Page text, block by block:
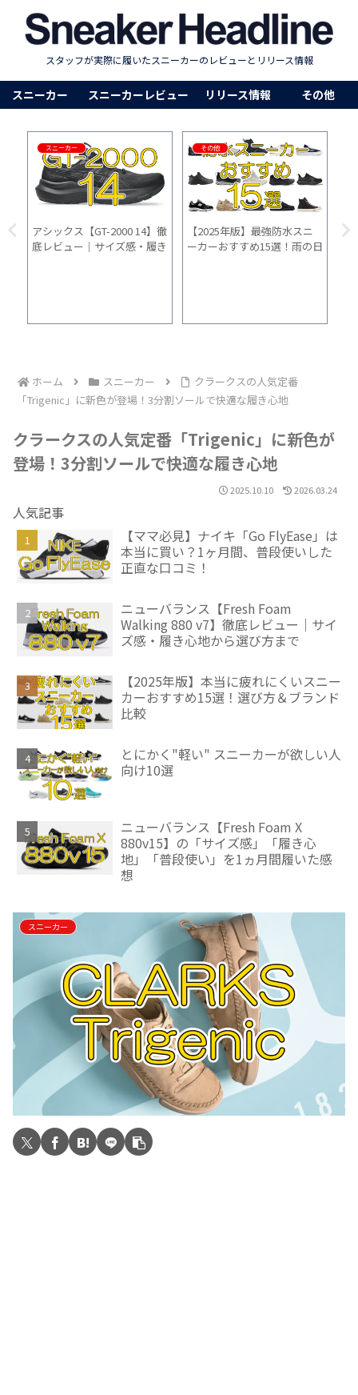
スタッフが実際に履いたスニーカーのレビューとリリース情報
スニーカー スニーカーレビュー リリース情報 その他
その他
ナイキ エア ハラチのすべ
て。30年愛される伝説の歴史
スニーカー
ムーンスター【810s スチュ
ーデンエアロ】の「サイズ
感」「履き心地」「普段使
い」を1か月間履いた感想
ホーム スニーカー
クラークスの人気定番
「Trigenic」に新色が登場！3分割ソールで快適な履き心地
クラークスの人気定番「Trigenic」に新色が
登場！3分割ソールで快適な履き心地
2025.10.10 2026.03.24
人気記事
【ママ必見】ナイキ「Go FlyEase」は
本当に買い？1ヶ月間、普段使いした
正直な口コミ！
ニューバランス【Fresh Foam
Walking 880 v7】徹底レビュー｜サイ
ズ感・履き心地から選び方まで
【2025年版】本当に疲れにくいスニー
カーおすすめ15選！選び方＆ブランド
比較
とにかく"軽い" スニーカーが欲しい人
向け10選
ニューバランス【Fresh Foam X
880v15】の「サイズ感」「履き心
地」「普段使い」を1ヵ月間履いた感
想
スニーカー